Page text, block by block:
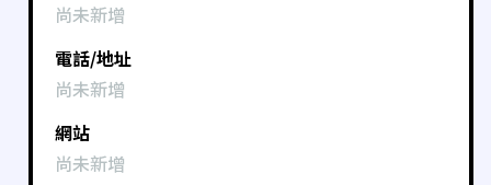
尚未新增
電話/地址
尚未新增
網站
尚未新增